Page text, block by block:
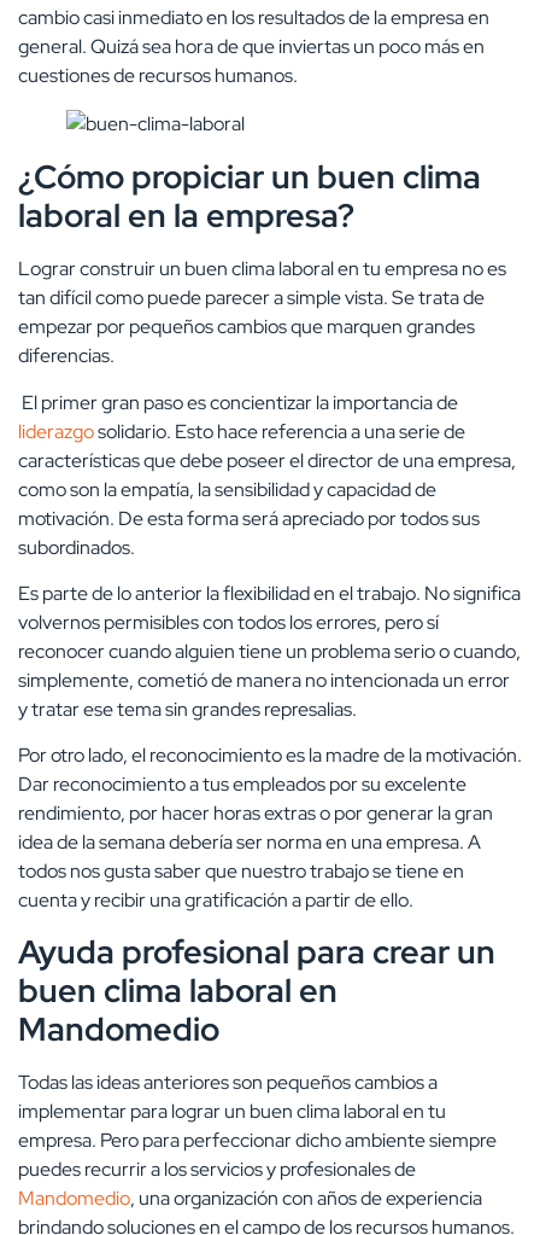
cambio casi inmediato en los resultados de la empresa en
general. Quizá sea hora de que inviertas un poco más en
cuestiones de recursos humanos.
¿Cómo propiciar un buen clima
laboral en la empresa?
Lograr construir un buen clima laboral en tu empresa no es
tan difícil como puede parecer a simple vista. Se trata de
empezar por pequeños cambios que marquen grandes
diferencias.
El primer gran paso es concientizar la importancia de
liderazgosolidario. Esto hace referencia a una serie de
características que debe poseer el director de una empresa,
como son la empatía, la sensibilidad y capacidad de
motivación. De esta forma será apreciado por todos sus
subordinados.
Es parte de lo anterior la flexibilidad en el trabajo. No significa
volvernos permisibles con todos los errores, pero sí
reconocer cuando alguien tiene un problema serio o cuando,
simplemente, cometió de manera no intencionada un error
y tratar ese tema sin grandes represalias.
Por otro lado, el reconocimiento es la madre de la motivación.
Dar reconocimiento a tus empleados por su excelente
rendimiento, por hacer horas extras o por generar la gran
idea de la semana debería ser norma en una empresa. A
todos nos gusta saber que nuestro trabajo se tiene en
cuenta y recibir una gratificación a partir de ello.
Ayuda profesional para crear un
buen clima laboral en
Mandomedio
Todas las ideas anteriores son pequeños cambios a
implementar para lograr un buen clima laboral en tu
empresa. Pero para perfeccionar dicho ambiente siempre
puedes recurrir a los servicios y profesionales de
Mandomedio, una organización con años de experiencia
brindando soluciones en el campo de los recursos humanos.